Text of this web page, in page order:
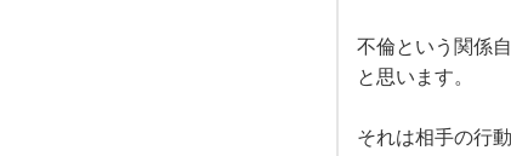
り、
気持
ち
うと
して
いる
ても
不倫という関係
と思います。
それは相手の行